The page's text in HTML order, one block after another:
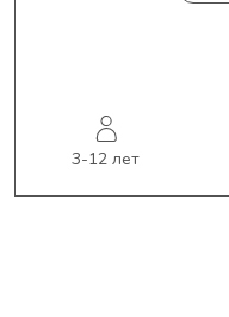
3-12 лет